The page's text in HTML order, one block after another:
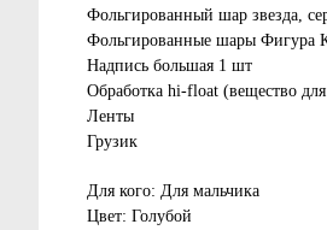
Фольгированный шар звезда,
Фольгированные шары Фигура
Надпись большая 1 шт
Обработка hi-float (вещество для
Ленты
Грузик
Для кого: Для мальчика
Цвет: Голубой